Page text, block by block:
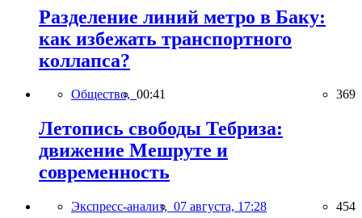
Разделение линий метро в Баку:
как избежать транспортного
коллапса?
Общество, 00:41 369
Летопись свободы Тебриза:
движение Мешруте и
современность
Экспресс-анализ, 07 августа, 17:28 454